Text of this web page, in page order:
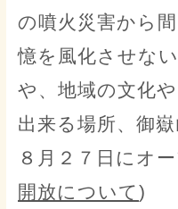
の噴火災害から
憶を風化させな
や、地域の文化
出来る場所、御
８月２７日にオ
開放について)